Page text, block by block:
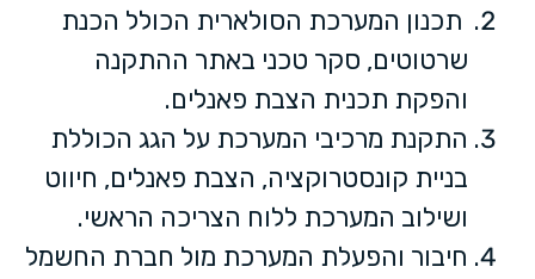
תכנון המערכת הסולארית הכולל הכנת
שרטוטים, סקר טכני באתר ההתקנה
והפקת תכנית הצבת פאנלים.
התקנת מרכיבי המערכת על הגג הכוללת
בניית קונסטרוקציה, הצבת פאנלים, חיווט
ושילוב המערכת ללוח הצריכה הראשי.
חיבור והפעלת המערכת מול חברת החשמל